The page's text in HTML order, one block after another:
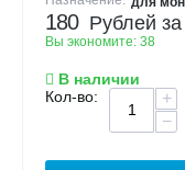
180 Рублей
Вы экономите: 38
В наличии
Кол-во:
+
−